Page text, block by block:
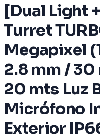
[Dual Light
Turret
Megapixel
2.8 mm / 30
20 mts Luz
Micrófono
Exterior